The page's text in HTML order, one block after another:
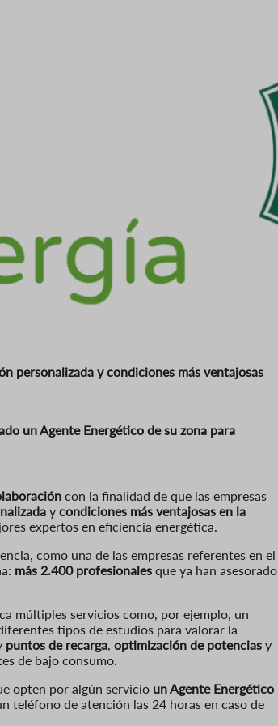
personalizada y condiciones más ventajosas
un Agente Energético de su zona para
con la finalidad de que las empresas
y condiciones más ventajosas en la
expertos en eficiencia energética.
como una de las empresas referentes en el
más 2.400 profesionales que ya han asesorado
múltiples servicios como, por ejemplo, un
tipos de estudios para valorar la
puntos de recarga, optimización de potencias y
de bajo consumo.
opten por algún servicio un Agente Energético
teléfono de atención las 24 horas en caso de